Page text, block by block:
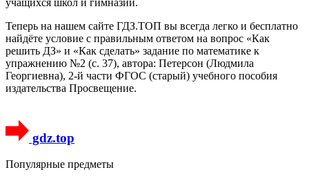
учащихся школ и гимназий.
Теперь на нашем сайте ГДЗ.ТОП вы всегда легко и бесплатно
найдёте условие с правильным ответом на вопрос «Как
решить ДЗ» и «Как сделать» задание по математике к
упражнению №2 (с. 37), автора: Петерсон (Людмила
Георгиевна), 2-й части ФГОС (старый) учебного пособия
издательства Просвещение.
gdz.top
Популярные предметы